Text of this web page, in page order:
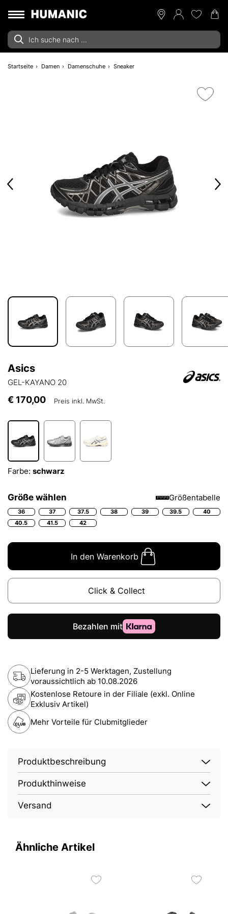
Startseite Damen Damenschuhe Sneaker
Asics
GEL-KAYANO 20
€ 170,00 Preis inkl. MwSt.
Farbe: schwarz
Größe wählen Größentabelle
36 37 37.5 38 39 39.5
40
40.5
41.5 42
In den Warenkorb
Click & Collect
Lieferung in 2-5 Werktagen, Zustellung
voraussichtlich ab 10.08.2026
Kostenlose Retoure in der Filiale (exkl. Online
Exklusiv Artikel)
Mehr Vorteile für Clubmitglieder
Produktbeschreibung
Produkthinweise
Versand
Ähnliche Artikel